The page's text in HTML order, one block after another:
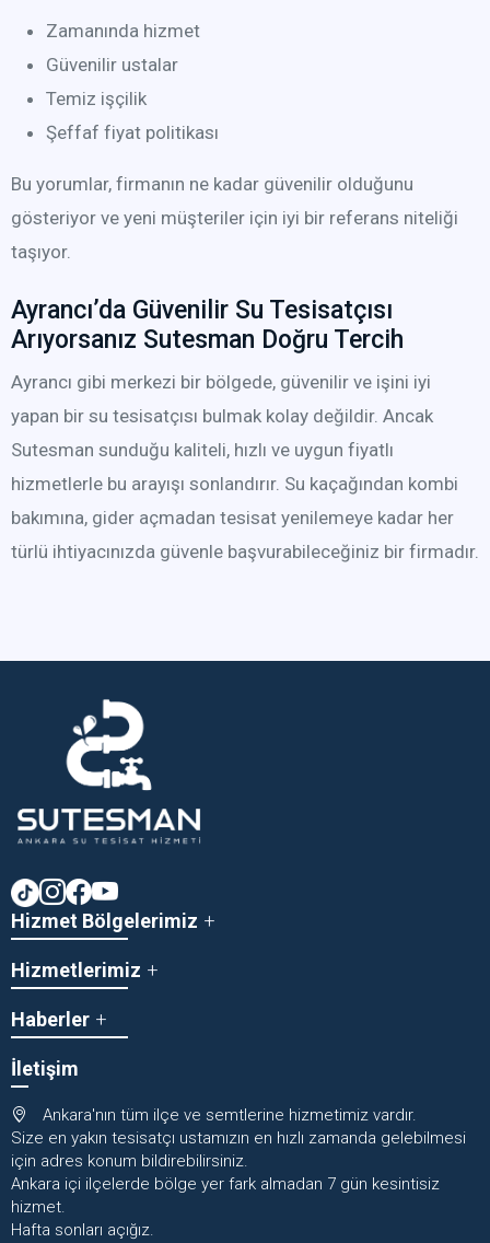
Zamanında hizmet
Güvenilir ustalar
Temiz işçilik
Şeffaf fiyat politikası
Bu yorumlar, firmanın ne kadar güvenilir olduğunu
gösteriyor ve yeni müşteriler için iyi bir referans niteliği
taşıyor.
Ayrancı’da Güvenilir Su Tesisatçısı
Arıyorsanız Sutesman Doğru Tercih
Ayrancı gibi merkezi bir bölgede, güvenilir ve işini iyi
yapan bir su tesisatçısı bulmak kolay değildir. Ancak
Sutesman sunduğu kaliteli, hızlı ve uygun fiyatlı
hizmetlerle bu arayışı sonlandırır. Su kaçağından kombi
bakımına, gider açmadan tesisat yenilemeye kadar her
türlü ihtiyacınızda güvenle başvurabileceğiniz bir firmadır.
Hizmet Bölgelerimiz
Hizmetlerimiz
Haberler
İletişim
Ankara'nın tüm ilçe ve semtlerine hizmetimiz vardır.
Size en yakın tesisatçı ustamızın en hızlı zamanda gelebilmesi
için adres konum bildirebilirsiniz.
Ankara içi ilçelerde bölge yer fark almadan 7 gün kesintisiz
hizmet.
Hafta sonları açığız.